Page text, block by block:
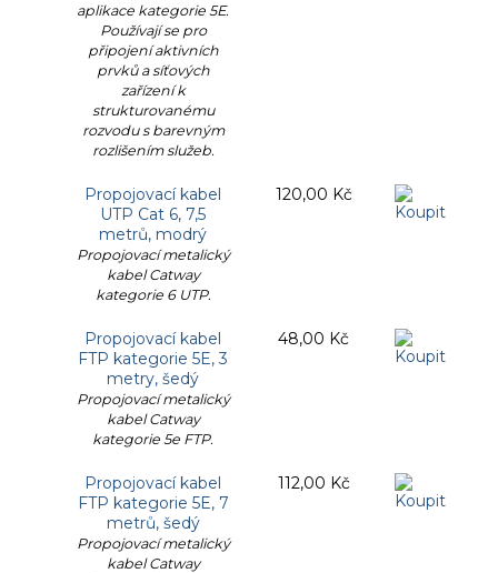
aplikace kategorie 5E.
Používají se pro
připojení aktivních
prvků a síťových
zařízení k
strukturovanému
rozvodu s barevným
rozlišením služeb.
Propojovací kabel
UTP Cat 6, 7,5
metrů, modrý
Propojovací metalický
kabel Catway
kategorie 6 UTP.
120,00 Kč
Propojovací kabel
FTP kategorie 5E, 3
metry, šedý
Propojovací metalický
kabel Catway
kategorie 5e FTP.
48,00 Kč
Propojovací kabel
FTP kategorie 5E, 7
metrů, šedý
Propojovací metalický
kabel Catway
112,00 Kč